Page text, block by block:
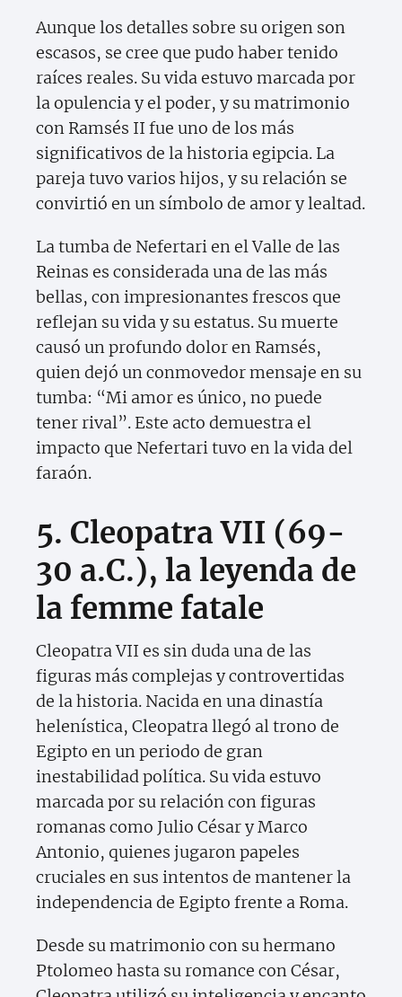
Aunque los detalles sobre su origen son
escasos, se cree que pudo haber tenido
raíces reales. Su vida estuvo marcada por
la opulencia y el poder, y su matrimonio
con Ramsés II fue uno de los más
significativos de la historia egipcia. La
pareja tuvo varios hijos, y su relación se
convirtió en un símbolo de amor y lealtad.
La tumba de Nefertari en el Valle de las
Reinas es considerada una de las más
bellas, con impresionantes frescos que
reflejan su vida y su estatus. Su muerte
causó un profundo dolor en Ramsés,
quien dejó un conmovedor mensaje en su
tumba: “Mi amor es único, no puede
tener rival”. Este acto demuestra el
impacto que Nefertari tuvo en la vida del
faraón.
5. Cleopatra VII (69-
30 a.C.), la leyenda de
la femme fatale
Cleopatra VII es sin duda una de las
figuras más complejas y controvertidas
de la historia. Nacida en una dinastía
helenística, Cleopatra llegó al trono de
Egipto en un periodo de gran
inestabilidad política. Su vida estuvo
marcada por su relación con figuras
romanas como Julio César y Marco
Antonio, quienes jugaron papeles
cruciales en sus intentos de mantener la
independencia de Egipto frente a Roma.
Desde su matrimonio con su hermano
Ptolomeo hasta su romance con César,